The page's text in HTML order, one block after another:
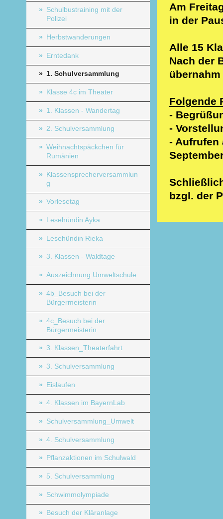
Am
in der
Alle 15
Nach der
übernahm
Folgende
-
-
- Aufrufen
bzgl. der
Schulbustraining mit der
Polizei
Herbstwanderungen
Erntedank
1. Schulversammlung
Klasse 4c im Theater
1. Klassen - Wandertag
2. Schulversammlung
Weihnachtspäckchen für
Rumänien
Klassensprecherversammlun
g
Vorlesetag
Lesehündin Ayka
Lesehündin Rieka
3. Klassen - Waldtage
Auszeichnung Umweltschule
4b_Besuch bei der
Bürgermeisterin
4c_Besuch bei der
Bürgermeisterin
3. Klassen_Theaterfahrt
3. Schulversammlung
Eislaufen
4. Klassen im BayernLab
Schulversammlung_Umwelt
4. Schulversammlung
Pflanzaktionen im Schulwald
5. Schulversammlung
Schwimmolympiade
Besuch der Kläranlage